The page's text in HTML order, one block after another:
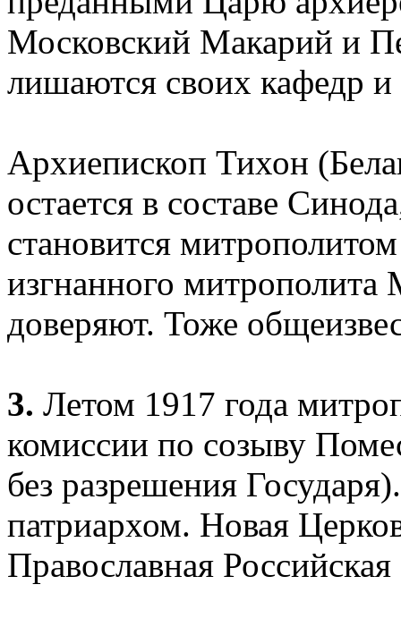
Московский Макарий и
лишаются своих кафедр и
Архиепископ Тихон
остается в составе
становится
изгнанного
доверяют. Тоже
3. Летом 1917 года
комиссии по созыву
без разрешения
патриархом. Новая
Православная